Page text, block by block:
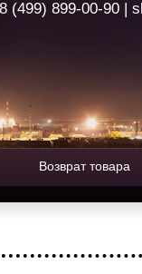
899-00-90 |
Возврат товара